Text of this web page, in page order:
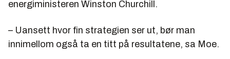
energiministeren Winston Churchill.
– Uansett hvor fin strategien ser ut, bør man
innimellom også ta en titt på resultatene, sa Moe.